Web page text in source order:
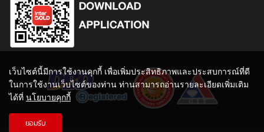
เว็บไซต์นี้มีการใช้งานคุกกี้ เพื่อเพิ่มประสิทธิภาพและประสบการณ์ที่ดี
ในการใช้งานเว็บไซต์ของท่าน ท่านสามารถอ่านรายละเอียดเพิ่มเติม
ได้ที่ นโยบายคุกกี้
ยอมรับ